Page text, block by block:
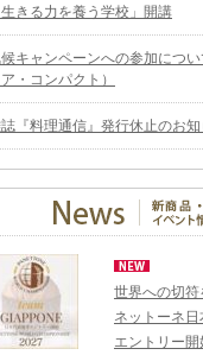
きる力を養う学校」開講
キャンペーンへの参加につい
・コンパクト）
『料理通信』発行休止のお
世界への切
ネットーネ
エントリー開